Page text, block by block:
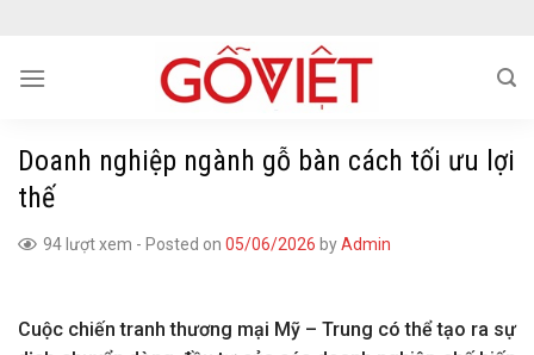
content
Doanh nghiệp ngành gỗ bàn cách tối ưu lợi
thế
94 lượt xem - Posted on 05/06/2026 byAdmin
Cuộc chiến tranh thương mại Mỹ – Trung có thể tạo ra sự